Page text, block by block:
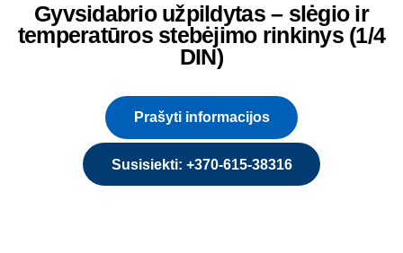
Gyvsidabrio užpildytas – slėgio ir
temperatūros stebėjimo rinkinys (1/4
DIN)
Prašyti informacijos
Susisiekti: +370-615-38316